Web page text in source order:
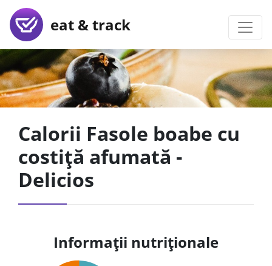
eat & track
Calorii Fasole boabe cu
costiță afumată -
Delicios
Informații nutriționale